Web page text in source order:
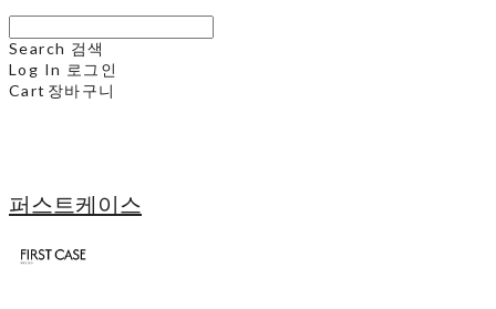
Search 검색
Log In 로그인
Cart 장바구니
퍼스트케이스